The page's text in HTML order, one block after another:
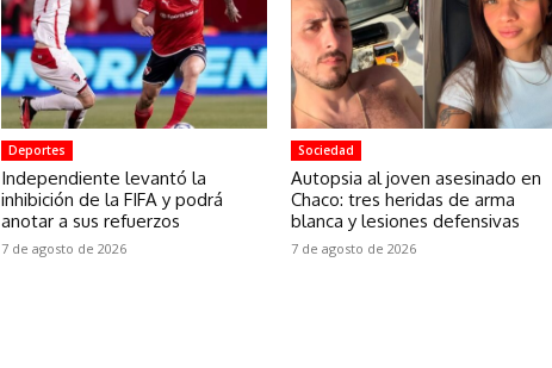
Deportes
Independiente levantó la
inhibición de la FIFA y podrá
anotar a sus refuerzos
7 de agosto de 2026
Sociedad
Autopsia al joven asesinado en
Chaco: tres heridas de arma
blanca y lesiones defensivas
7 de agosto de 2026